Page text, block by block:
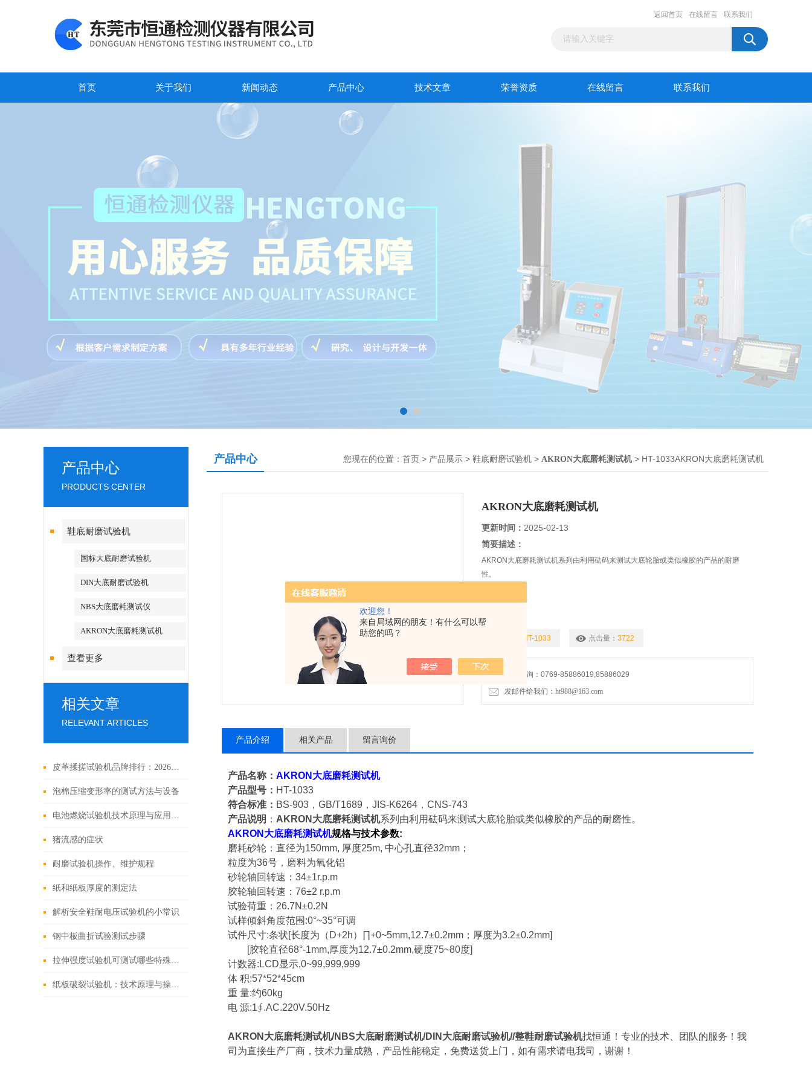
欢迎您！
来自局域网的朋友！有什么可以帮
助您的吗？
返回首页 在线留言 联系我们
首页 关于我们 新闻动态 产品中心 技术文章 荣誉资质 在线留言 联系我们
产品中心
PRODUCTS CENTER
鞋底耐磨试验机
国标大底耐磨试验机
DIN大底耐磨试验机
NBS大底磨耗测试仪
AKRON大底磨耗测试机
查看更多
相关文章
RELEVANT ARTICLES
皮革揉搓试验机品牌排行：2026行业厂家实力对比
泡棉压缩变形率的测试方法与设备
电池燃烧试验机技术原理与应用解析
猪流感的症状
耐磨试验机操作、维护规程
纸和纸板厚度的测定法
解析安全鞋耐电压试验机的小常识
钢中板曲折试验测试步骤
拉伸强度试验机可测试哪些特殊项目呢？
纸板破裂试验机：技术原理与操作指南
产品中心 您现在的位置： 首页 > 产品展示 > 鞋底耐磨试验机 > AKRON大底磨耗测试机> HT-1033AKRON大底磨耗测试机
AKRON大底磨耗测试机
更新时间： 2025-02-13
简要描述：
AKRON大底磨耗测试机系列由利用砝码来测试大底轮胎或类似橡胶的产品的耐磨
性。
HT-1033 点击量： 3722
免费咨询：0769-85886019,85886029
发邮件给我们：ht988@163.com
产品介绍 相关产品 留言询价
产品名称： AKRON 大底磨耗测试机
产品型号： HT-1033
符合标准： BS-903，GB/T1689，JIS-K6264，CNS-743
产品说明 ： AKRON大底磨耗测试机系列由利用砝码来测试大底轮胎或类似橡胶的产品的耐磨性。
AKRON 大底磨耗测试机规格与技术参数:
磨耗砂轮：直径为150mm, 厚度25m, 中心孔直径32mm；
粒度为36号，磨料为氧化铝
砂轮轴回转速：34±1r.p.m
胶轮轴回转速：76±2 r.p.m
试验荷重：26.7N±0.2N
试样倾斜角度范围:0°~35°可调
试件尺寸:条状[长度为（D+2h）∏+0~5mm,12.7±0.2mm；厚度为3.2±0.2mm]
[胶轮直径68°-1mm,厚度为12.7±0.2mm,硬度75~80度]
计数器:LCD显示,0~99,999,999
体 积:57*52*45cm
重 量:约60kg
电 源:1∮.AC.220V.50Hz
AKRON大底磨耗测试机/NBS大底耐磨测试机/DIN大底耐磨试验机//整鞋耐磨试验机找恒通！专业的技术、团队的服务！我
司为直接生产厂商，技术力量成熟，产品性能稳定，免费送货上门，如有需求请电我司，谢谢！